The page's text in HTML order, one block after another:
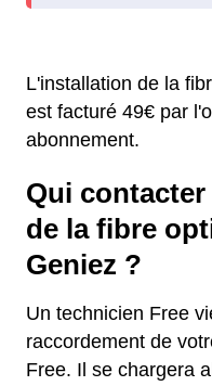
L'installation de la
est facturé 49€ par
abonnement.
Qui
de la fibre
Geniez ?
Un technicien Free
raccordement de
Free. Il se chargera